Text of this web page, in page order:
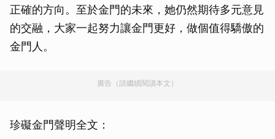
正確的方向。至於金門的未來，她仍然期待多元意見
的交融，大家一起努力讓金門更好，做個值得驕傲的
金門人。
廣告（請繼續閱讀本文）
珍礙金門聲明全文：